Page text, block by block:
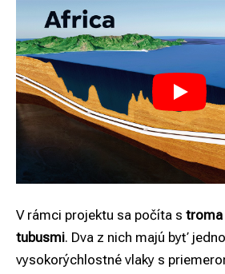
V rámci projektu sa počíta s troma
tubusmi. Dva z nich majú byť
vysokorýchlostné vlaky s